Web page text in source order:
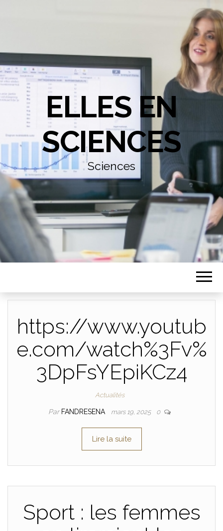
ELLES EN
SCIENCES
Sciences
https://www.youtub
e.com/watch%3Fv%
3DpFsYEpiKCz4
Actualités
Par FANDRESENA mars 19, 2025 0
Lire la suite
Sport : les femmes